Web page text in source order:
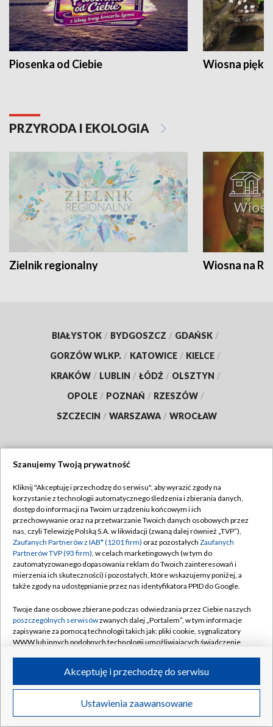
Piosenka od Ciebie Wiosna
PRZYRODA I EKOLOGIA
Zielnik regionalny Wiosna na
BIAŁYSTOK / BYDGOSZCZ / GDAŃSK /
GORZÓW WLKP. / KATOWICE / KIELCE /
KRAKÓW / LUBLIN / ŁÓDŹ / OLSZTYN /
OPOLE / POZNAŃ / RZESZÓW /
SZCZECIN / WARSZAWA / WROCŁAW
TVP
Abonament TVP
Emisja w TVP
Centrum informacji TVP
Naziemna Telewizja Cyfrowa
Rada Programowa
System NOS
Informacje o nadawcy
Program dla prasy
Ogłoszenie przetargowe
Regulamin TVP
Polityka prywatności
Moje zgody
Pomoc
Kontakt
Kanały
©2026 Telewizja Polska S.A. w likwidacji
Szanujemy Twoją prywatność
Kliknij "Akceptuję i przechodzę do serwisu", aby wyrazić zgody na
korzystanie z technologii automatycznego śledzenia i zbierania danych,
dostęp do informacji na Twoim urządzeniu końcowym i ich
przechowywanie oraz na przetwarzanie Twoich danych osobowych przez
nas, czyli Telewizję Polską S.A. w likwidacji (zwaną dalej również „TVP”),
Zaufanych Partnerów z IAB* (1201 firm) oraz pozostałych Zaufanych
Partnerów TVP (93 firm), w celach marketingowych (w tym do
zautomatyzowanego dopasowania reklam do Twoich zainteresowań i
mierzenia ich skuteczności) i pozostałych, które wskazujemy poniżej, a
także zgody na udostępnianie przez nas identyfikatora PPID do Google.
Twoje dane osobowe zbierane podczas odwiedzania przez Ciebie naszych
poszczególnych serwisówzwanych dalej „Portalem”, w tym informacje
zapisywane za pomocą technologii takich jak: pliki cookie, sygnalizatory
WWW lub innych podobnych technologii umożliwiających świadczenie
ruchu w Internecie.
Twoje dane osobowe zbierane podczas odwiedzania przez Ciebie
poszczególnych serwisówna Portalu, takie jak adresy IP, identyfikatory
Ustawienia zaawansowane
Akceptuję i przechodzę do serwisu